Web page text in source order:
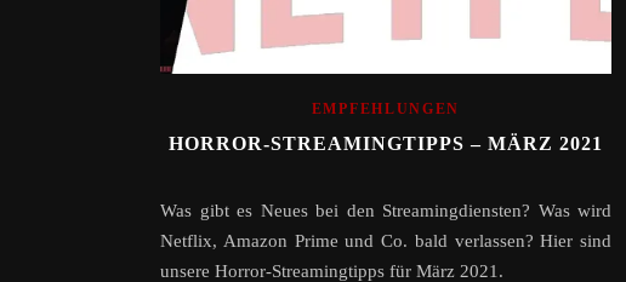
EMPFEHLUNGEN
HORROR-STREAMINGTIPPS – MÄRZ 2021
Was gibt es Neues bei den Streamingdiensten? Was wird
Netflix, Amazon Prime und Co. bald verlassen? Hier sind
unsere Horror-Streamingtipps für März 2021.